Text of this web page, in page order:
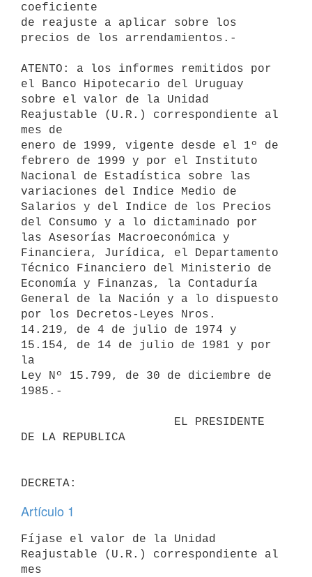
coeficiente
de reajuste a aplicar sobre los
precios de los arrendamientos.-
ATENTO: a los informes remitidos por
el Banco Hipotecario del Uruguay
sobre el valor de la Unidad
Reajustable (U.R.) correspondiente al
mes de
enero de 1999, vigente desde el 1º de
febrero de 1999 y por el Instituto
Nacional de Estadística sobre las
variaciones del Indice Medio de
Salarios y del Indice de los Precios
del Consumo y a lo dictaminado por
las Asesorías Macroeconómica y
Financiera, Jurídica, el Departamento
Técnico Financiero del Ministerio de
Economía y Finanzas, la Contaduría
General de la Nación y a lo dispuesto
por los Decretos-Leyes Nros.
14.219, de 4 de julio de 1974 y
15.154, de 14 de julio de 1981 y por
la
Ley Nº 15.799, de 30 de diciembre de
1985.-
DE LA REPUBLICA
Artículo 1
Fíjase el valor de la Unidad
Reajustable (U.R.) correspondiente al
mes